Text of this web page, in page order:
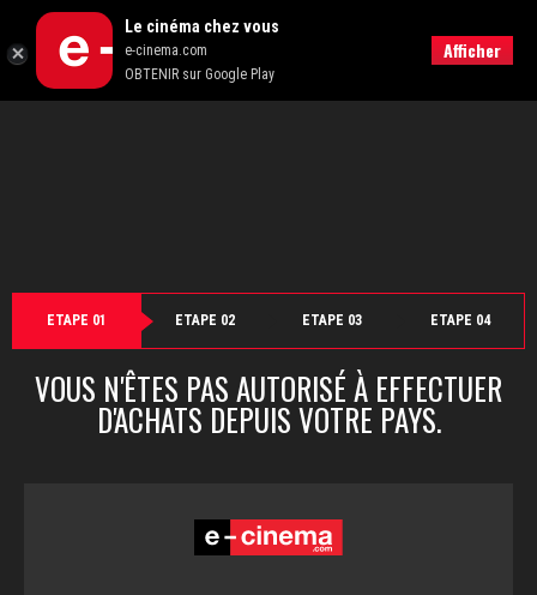
ETAPE 01 ETAPE 02 ETAPE 03 ETAPE 04
VOUS N'ÊTES PAS AUTORISÉ À EFFECTUER
D'ACHATS DEPUIS VOTRE PAYS.
Retour Le cinéma chez vous
e-cinema.com
OBTENIR sur Google Play
Afficher